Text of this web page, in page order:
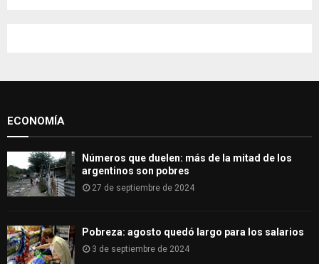
o
H
ECONOMÍA
Números que duelen: más de la mitad de los
argentinos son pobres
27 de septiembre de 2024
Pobreza: agosto quedó largo para los salarios
3 de septiembre de 2024